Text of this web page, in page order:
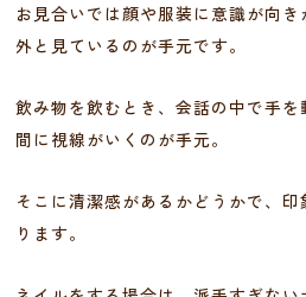
お見合いでは顔や服装に意識が向
外と見ているのが手元です。
飲み物を飲むとき、会話の中で手
間に視線がいくのが手元。
そこに清潔感があるかどうかで、
ります。